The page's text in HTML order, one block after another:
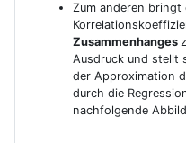
Zum anderen bringt
Zusammenhanges
Ausdruck und stellt
der Approximation
durch die
nachfolgende